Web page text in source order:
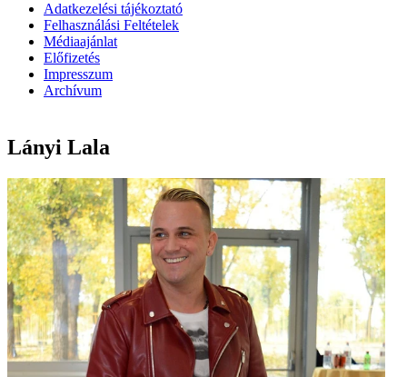
Adatkezelési tájékoztató
Felhasználási Feltételek
Médiaajánlat
Előfizetés
Impresszum
Archívum
Lányi Lala